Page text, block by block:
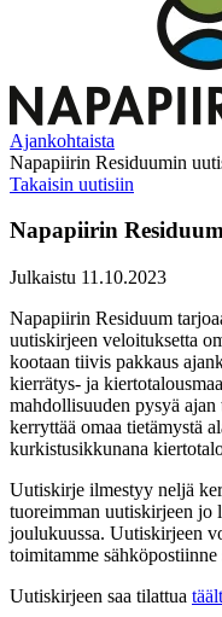
Ajankohtaista
Napapiirin Residuumin
Takaisin uutisiin
Napapiirin
Julkaistu 11.10.2023
Napapiirin Residuum
uutiskirjeen veloituksetta
kootaan tiivis pakkaus
kierrätys- ja
mahdollisuuden pysyä ajan
kerryttää omaa tietämystä
kurkistusikkunana
Uutiskirje ilmestyy neljä
tuoreimman uutiskirjeen jo
joulukuussa. Uutiskirjeen
toimitamme
Uutiskirjeen saa tilattua